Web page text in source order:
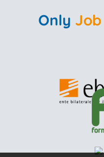
Only Job